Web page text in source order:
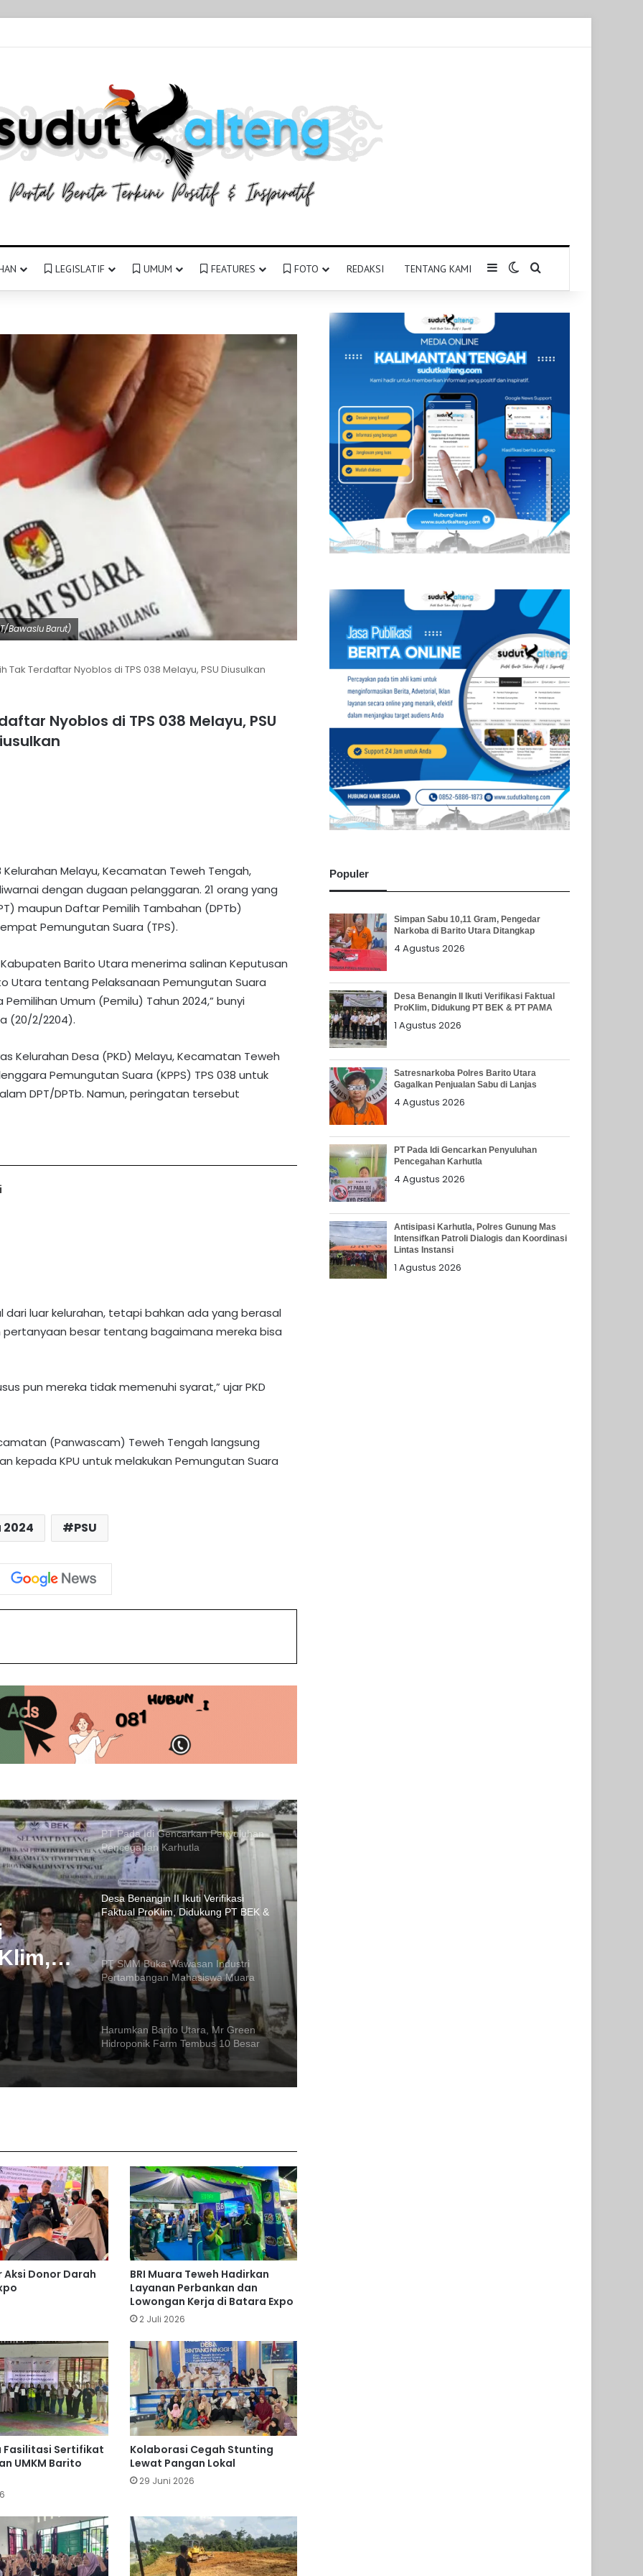
LEGISLATIF UMUM FEATURES FOTO REDAKSI TENTANG KAMI SidebarSwitch skin
Pencarian untuk
Bawaslu Barut)
Tak Terdaftar Nyoblos di TPS 038 Melayu, PSU Diusulkan
Nyoblos di TPS 038 Melayu, PSU
Melayu, Kecamatan Teweh Tengah,
dengan dugaan pelanggaran. 21 orang yang
maupun Daftar Pemilih Tambahan (DPTb)
Pemungutan Suara (TPS).
Barito Utara menerima salinan Keputusan
Utara tentang Pelaksanaan Pemungutan Suara
Pemilihan Umum (Pemilu) Tahun 2024,” bunyi
(20/2/2204).
Kelurahan Desa (PKD) Melayu, Kecamatan Teweh
Pemungutan Suara (KPPS) TPS 038 untuk
DPT/DPTb. Namun, peringatan tersebut
dari luar kelurahan, tetapi bahkan ada yang berasal
pertanyaan besar tentang bagaimana mereka bisa
pun mereka tidak memenuhi syarat,” ujar PKD
(Panwascam) Teweh Tengah langsung
kepada KPU untuk melakukan Pemungutan Suara
2024 PSU
Gratis di Desa Karamuan
Polres Barito Utara PTDH Dua
Personelnya Karena Desersi
BIS Group Latih Pemuda Barito Utara
Jadi Operator Handal
Desa Benangin II Ikuti Verifikasi
Faktual ProKlim, Didukung PT BEK &
PT PAMA
PT SMM Buka Wawasan Industri
Pertambangan Mahasiswa Muara
Teweh
Harumkan Barito Utara, Mr Green
Hidroponik Farm Tembus 10 Besar
UMKM Terbaik Astra
PT MPG Bagikan Seragam dan Tas
Gratis di Desa Karamuan
Perlengkapan Sekolah di Teweh
Tengah
Innalillahi! Bocah 10 Tahun yang
Tenggelam di Sungai Barito Lahei
Ditemukan Meninggal
Truk Tangki BBM Terbalik di Barito
Utara, Sopir Meninggal Tertindih Unit
BIS Group Latih Pemuda Barito Utara
Jadi Operator Handal
PT Pada Idi Gencarkan Penyuluhan
Pencegahan Karhutla
Desa Benangin II Ikuti Verifikasi
PT SMM Buka Wawasan Industri
Pertambangan Mahasiswa Muara
Aksi Donor Darah
BRI Muara Teweh Hadirkan
Layanan Perbankan dan
Lowongan Kerja di Batara Expo
2 Juli 2026
Fasilitasi Sertifikat
UMKM Barito
Kolaborasi Cegah Stunting
Lewat Pangan Lokal
29 Juni 2026
Populer
Simpan Sabu 10,11 Gram, Pengedar
Narkoba di Barito Utara Ditangkap
4 Agustus 2026
Desa Benangin II Ikuti Verifikasi Faktual
ProKlim, Didukung PT BEK & PT PAMA
1 Agustus 2026
Satresnarkoba Polres Barito Utara
Gagalkan Penjualan Sabu di Lanjas
4 Agustus 2026
PT Pada Idi Gencarkan Penyuluhan
Pencegahan Karhutla
4 Agustus 2026
Antisipasi Karhutla, Polres Gunung Mas
Intensifkan Patroli Dialogis dan Koordinasi
Lintas Instansi
1 Agustus 2026